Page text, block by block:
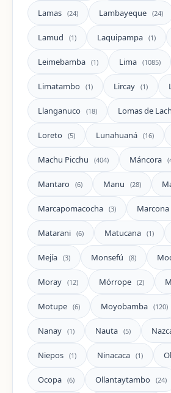
Lamas (24) Lambayeque (24)
Lamud (1) Laquipampa (1)
Leimebamba (1) Lima (1085)
Limatambo (1) Lircay (1)
Llanganuco (18) Lomas de
Loreto (5) Lunahuaná (16)
Machu Picchu (404) Máncora
Mantaro (6) Manu (28)
Marcapomacocha (3) Marcona
Matarani (6) Matucana (1)
Mejía (3) Monsefú (8)
Moray (12) Mórrope (2)
Motupe (6) Moyobamba (120)
Nanay (1) Nauta (5)
Niepos (1) Ninacaca (1)
Ocopa (6) Ollantaytambo (24)